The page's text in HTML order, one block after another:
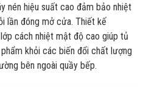
nén hiệu suất cao đảm bảo nhiệt
lần đóng mở cửa. Thiết kế
cách nhiệt mật độ cao giúp tủ
khỏi các biến đổi chất lượng
bên ngoài quầy bếp.